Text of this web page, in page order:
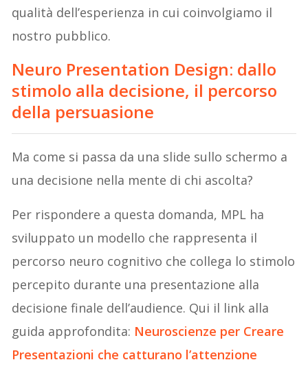
qualità dell’esperienza in cui coinvolgiamo il
nostro pubblico.
Neuro Presentation Design: dallo
stimolo alla decisione, il percorso
della persuasione
Ma come si passa da una slide sullo schermo a
una decisione nella mente di chi ascolta?
Per rispondere a questa domanda, MPL ha
sviluppato un modello che rappresenta il
percorso neuro cognitivo che collega lo stimolo
percepito durante una presentazione alla
decisione finale dell’audience. Qui il link alla
guida approfondita: Neuroscienze per Creare
Presentazioni che catturano l’attenzione